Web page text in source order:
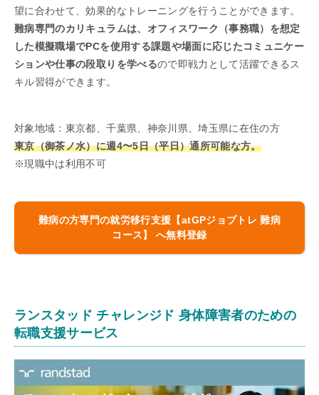
望に合わせて、効果的なトレーニングを行うことができます。
難病専門のカリキュラムは、オフィスワーク（事務職）を想定
した模擬職場でPCを使用する課題や場面に応じたコミュニケー
ションや仕事の段取りを学べるので即戦力として活躍できるス
キル習得ができます。
対象地域：東京都、千葉県、神奈川県、埼玉県に在住の方
東京（御茶ノ水）に週4〜5日（平日）通所可能な方。
※現職中は利用不可
難病の方専門の就労移行支援【atGPジョブトレ 難病
コース】 へ無料登録
ランスタッド チャレンジド 身体障害者のための
転職支援サービス